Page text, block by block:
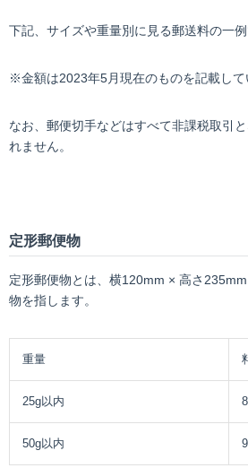
下記、サイズや重量別に見る郵送料の一例
※金額は2023年5月現在のものを記載して
なお、郵便切手などはすべて非課税取引
れません。
定形郵便物
定形郵便物とは、横120mm × 高さ
物を指します。
重量
25g以内
50g以内